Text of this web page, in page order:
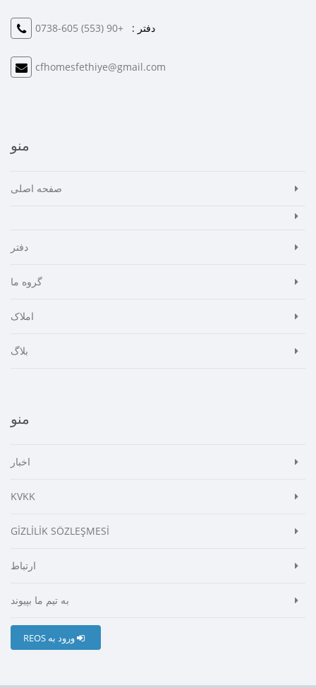
دفتر : +90 (553) 605-0738
cfhomesfethiye@gmail.com
منو
صفحه اصلی
دفتر
گروه ما
املاک
بلاگ
منو
اخبار
KVKK
GİZLİLİK SÖZLEŞMESİ
ارتباط
به تیم ما بپیوند